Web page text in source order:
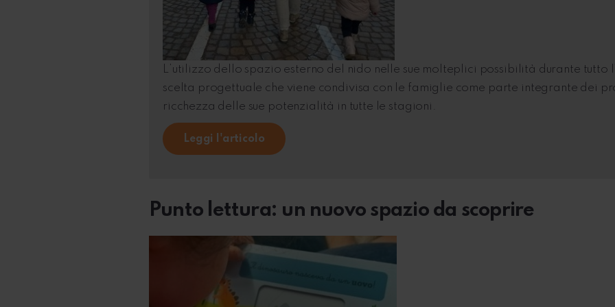
L’utilizzo dello spazio esterno del nido nelle sue molteplici possibilità durante tutto
scelta progettuale che viene condivisa con le famiglie come parte integrante dei
ricchezza delle sue potenzialità in tutte le stagioni.
Leggi l'articolo
Punto lettura: un nuovo spazio da scoprire